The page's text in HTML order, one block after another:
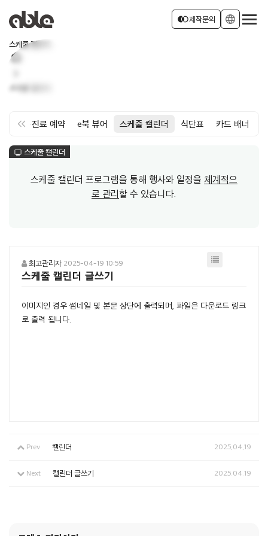
join_left제작문의 language
스케줄 캘린더
home
keyboard_double_arrow_left
면회·진료 예약 e북 뷰어 스케줄 캘린더 식단표 카드 배너
monitor 스케줄 캘린더
스케줄 캘린더 프로그램을 통해 행사와 일정을 체계적으
로 관리할 수 있습니다.
최고관리자 2025-04-19 10:59
스케줄 캘린더 글쓰기
이미지인 경우 썸네일 및 본문 상단에 출력되며, 파일은 다운로드 링크
로 출력 됩니다.
Prev 캘린더 2025.04.19
Next 캘린더 글쓰기 2025.04.19